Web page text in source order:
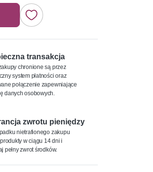
transakcja
chronione są przez
system płatności oraz
połączenie zapewniające
danych osobowych.
zwrotu pieniędzy
nietrafionego zakupu
w ciągu 14 dni i
pełny zwrot środków.